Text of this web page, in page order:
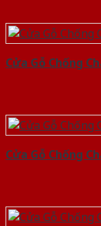
Cửa Gỗ Chống
Cửa Gỗ Chống